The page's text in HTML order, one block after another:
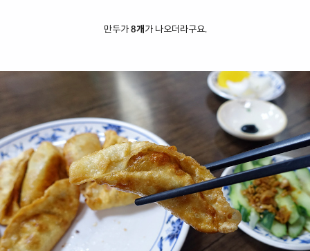
만두가 8개 가 나오더라구요.